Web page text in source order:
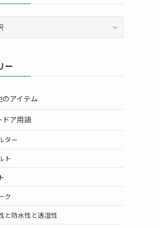
ー
のアイテム
ドア用語
ター
ト
ク
と防水性と透湿性